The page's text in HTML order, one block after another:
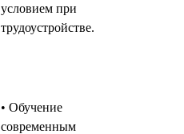
условием при
трудоустройстве.
• Обучение
современным